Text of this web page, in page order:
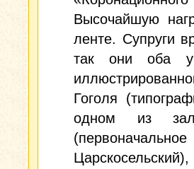
Высочайшую
ленте. Супруги
так они оба
Гоголя
одном из